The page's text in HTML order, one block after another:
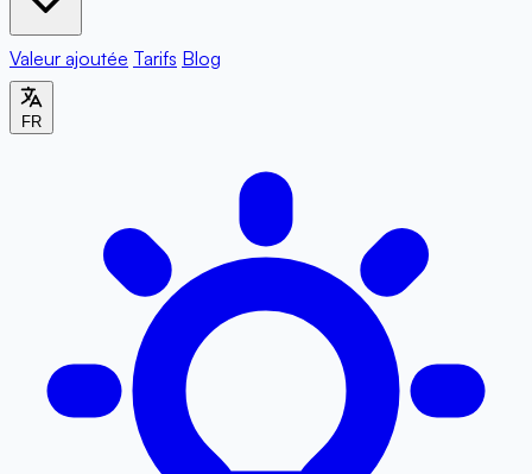
Valeur ajoutée Tarifs Blog
FR